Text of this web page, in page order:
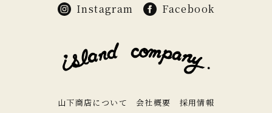
Instagram Facebook
山下商店について 会社概要
採用情報